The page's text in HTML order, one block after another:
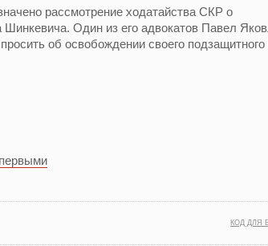
рассмотрение ходатайства СКР о
Один из его адвокатов Павел
об освобождении своего подзащитного
КОД ДЛЯ